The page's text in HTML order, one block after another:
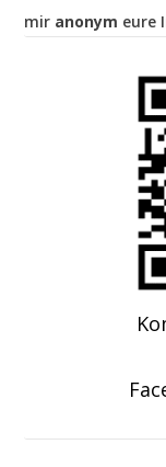
mir anonym eure